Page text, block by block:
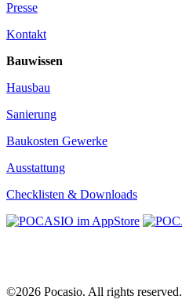
Presse
Kontakt
Bauwissen
Hausbau
Sanierung
Baukosten Gewerke
Ausstattung
Checklisten & Downloads
©2026 Pocasio. All rights reserved.